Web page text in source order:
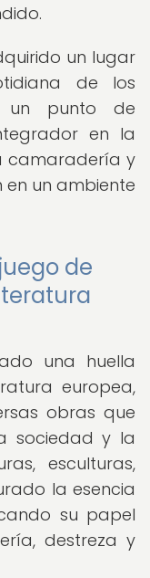
un lugar
de los
un punto de
en la
camaradería y
un ambiente
de
una huella
europea,
obras que
sociedad y la
esculturas,
la esencia
su papel
destreza y